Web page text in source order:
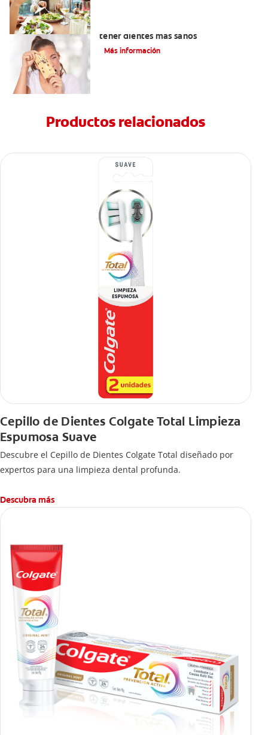
tener dientes más sanos
Más información
Productos relacionados
Cepillo de Dientes Colgate Total Limpieza
Espumosa Suave
Descubre el Cepillo de Dientes Colgate Total diseñado por
expertos para una limpieza dental profunda.
Descubra más